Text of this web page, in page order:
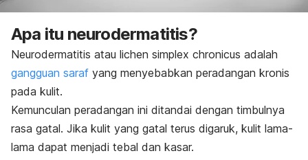
Apa itu neurodermatitis?
Neurodermatitis atau lichen simplex chronicus adalah
gangguan saraf yang menyebabkan peradangan kronis
pada kulit.
Kemunculan peradangan ini ditandai dengan timbulnya
rasa gatal. Jika kulit yang gatal terus digaruk, kulit lama-
lama dapat menjadi tebal dan kasar.